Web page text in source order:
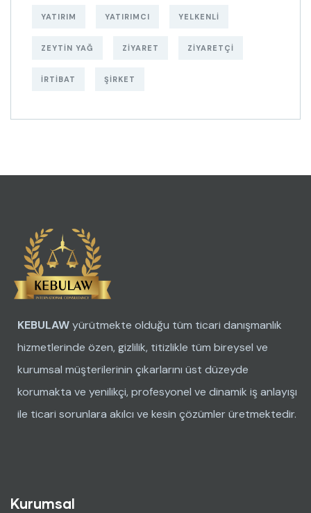
YATIRIM YATIRIMCI YELKENLI
ZEYTIN YAĞ ZIYARET ZIYARETÇI
İRTIBAT ŞIRKET
KEBULAWyürütmekte olduğu tüm ticari danışmanlık
hizmetlerinde özen, gizlilik, titizlikle tüm bireysel ve
kurumsal müşterilerinin çıkarlarını üst düzeyde
korumakta ve yenilikçi, profesyonel ve dinamik iş anlayışı
ile ticari sorunlara akılcı ve kesin çözümler üretmektedir.
Kurumsal